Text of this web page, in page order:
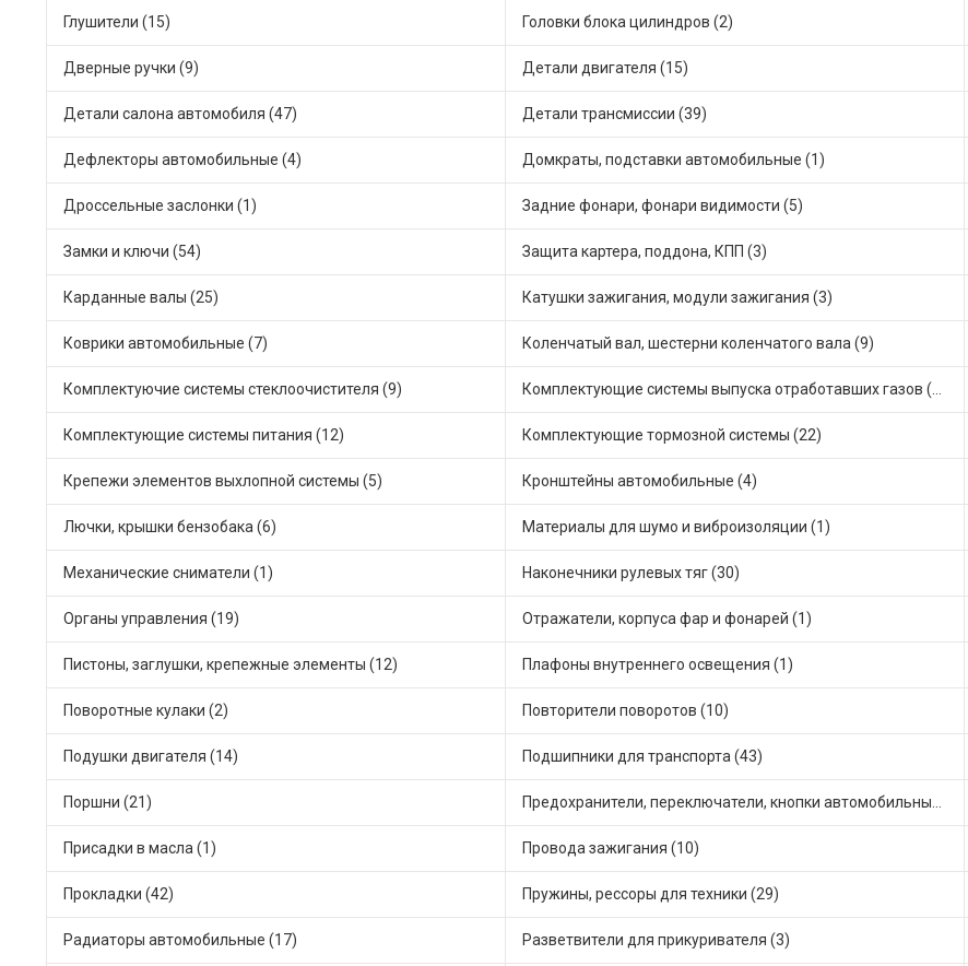
Глушители (15) Головки блока цилиндров (2)
Дверные ручки (9) Детали двигателя (15)
Детали салона автомобиля (47) Детали трансмиссии (39)
Дефлекторы автомобильные (4) Домкраты, подставки автомобильные (1)
Дроссельные заслонки (1) Задние фонари, фонари видимости (5)
Замки и ключи (54) Защита картера, поддона, КПП (3)
Карданные валы (25) Катушки зажигания, модули зажигания (3)
Коврики автомобильные (7) Коленчатый вал, шестерни коленчатого вала (9)
Комплектуючие системы стеклоочистителя (9)
Комплектующие системы питания (12) Комплектующие тормозной системы (22)
Крепежи элементов выхлопной системы (5) Кронштейны автомобильные (4)
Лючки, крышки бензобака (6) Материалы для шумо и виброизоляции (1)
Механические сниматели (1) Наконечники рулевых тяг (30)
Органы управления (19) Отражатели, корпуса фар и фонарей (1)
Пистоны, заглушки, крепежные элементы (12) Плафоны внутреннего освещения (1)
Поворотные кулаки (2) Повторители поворотов (10)
Подушки двигателя (14) Подшипники для транспорта (43)
Поршни (21)
Присадки в масла (1) Провода зажигания (10)
Прокладки (42) Пружины, рессоры для техники (29)
Радиаторы автомобильные (17) Разветвители для прикуривателя (3)